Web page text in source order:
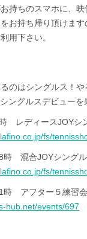
持ちのスマホに、
お持ち帰り頂けます
用下さい。
のはシングルス！
ングルスデビューを
レディースJOYシ
fs/
混合JOYシングル
fs/
アフター５練習会
hub.net/events/697